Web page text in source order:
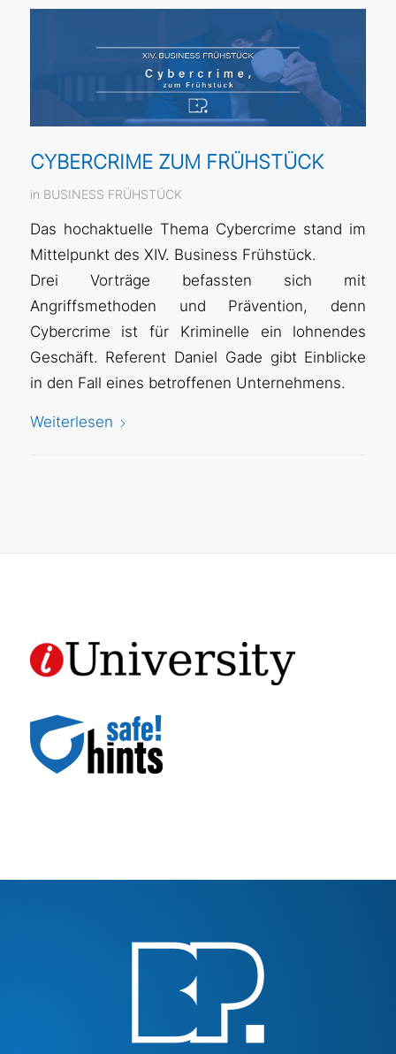
CYBERCRIME ZUM FRÜHSTÜCK
in BUSINESS FRÜHSTÜCK
Das hochaktuelle Thema Cybercrime stand im
Mittelpunkt des XIV. Business Frühstück.
Drei Vorträge befassten sich mit
Angriffsmethoden und Prävention, denn
Cybercrime ist für Kriminelle ein lohnendes
Geschäft. Referent Daniel Gade gibt Einblicke
in den Fall eines betroffenen Unternehmens.
Weiterlesen